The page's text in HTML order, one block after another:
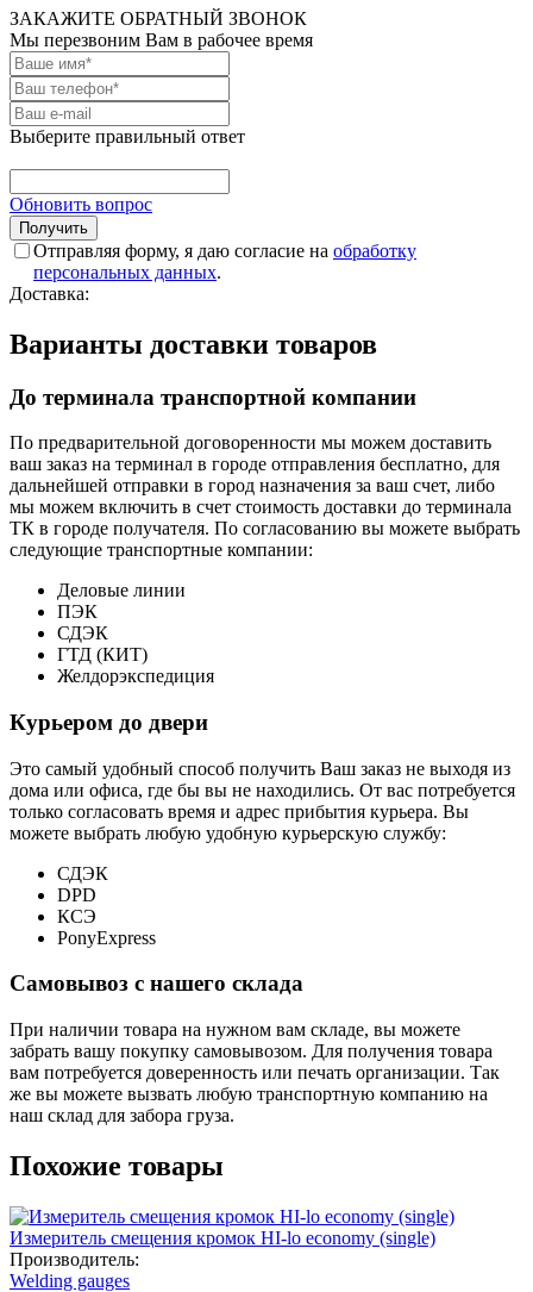
ЗАКАЖИТЕ ОБРАТНЫЙ ЗВОНОК
Мы перезвоним Вам в рабочее время
Выберите правильный ответ
Обновить вопрос
Отправляя форму, я даю согласие на обработку
персональных данных.
Доставка:
Варианты доставки товаров
До терминала транспортной компании
По предварительной договоренности мы можем доставить
ваш заказ на терминал в городе отправления бесплатно, для
дальнейшей отправки в город назначения за ваш счет, либо
мы можем включить в счет стоимость доставки до терминала
ТК в городе получателя. По согласованию вы можете выбрать
следующие транспортные компании:
Деловые линии
ПЭК
СДЭК
ГТД (КИТ)
Желдорэкспедиция
Курьером до двери
Это самый удобный способ получить Ваш заказ не выходя из
дома или офиса, где бы вы не находились. От вас потребуется
только согласовать время и адрес прибытия курьера. Вы
можете выбрать любую удобную курьерскую службу:
СДЭК
DPD
КСЭ
PonyExpress
Самовывоз с нашего склада
При наличии товара на нужном вам складе, вы можете
забрать вашу покупку самовывозом. Для получения товара
вам потребуется доверенность или печать организации. Так
же вы можете вызвать любую транспортную компанию на
наш склад для забора груза.
Похожие товары
Измеритель смещения кромок HI-lo economy (single)
Производитель:
Welding gauges